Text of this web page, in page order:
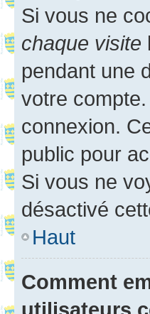
Si vous ne
chaque visite
pendant une
votre
connexion.
public pour
Si vous ne
désactivé
Haut
Comment
utilisateurs